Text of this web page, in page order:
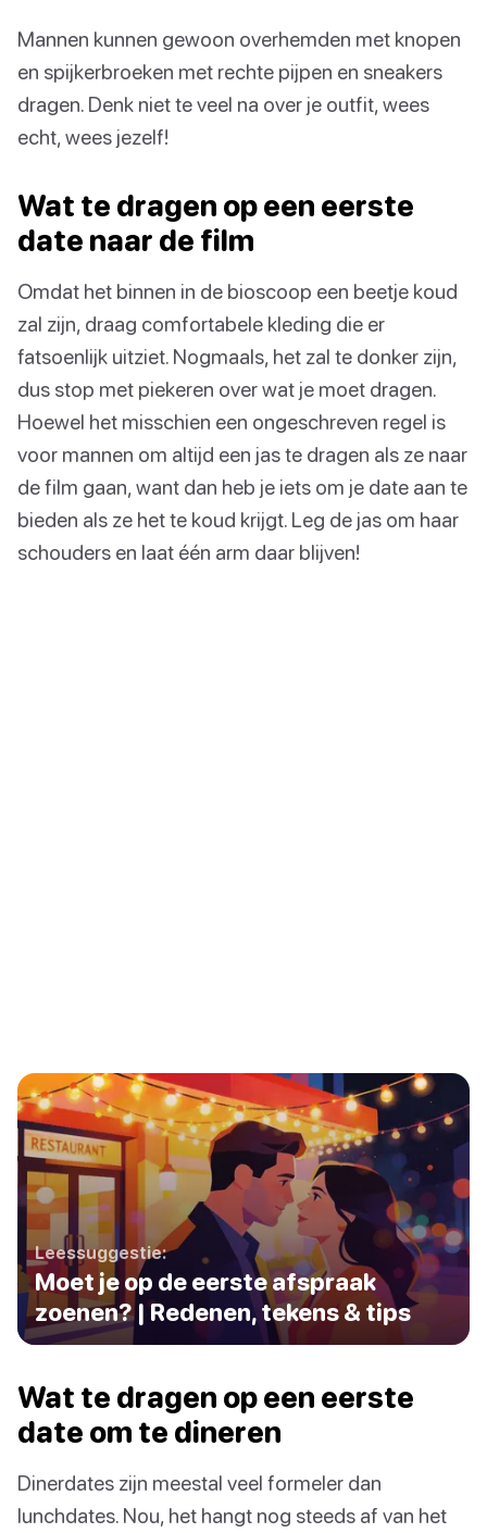
Mannen kunnen gewoon overhemden met knopen
en spijkerbroeken met rechte pijpen en sneakers
dragen. Denk niet te veel na over je outfit, wees
echt, wees jezelf!
Wat te dragen op een eerste
date naar de film
Omdat het binnen in de bioscoop een beetje koud
zal zijn, draag comfortabele kleding die er
fatsoenlijk uitziet. Nogmaals, het zal te donker zijn,
dus stop met piekeren over wat je moet dragen.
Hoewel het misschien een ongeschreven regel is
voor mannen om altijd een jas te dragen als ze naar
de film gaan, want dan heb je iets om je date aan te
bieden als ze het te koud krijgt. Leg de jas om haar
schouders en laat één arm daar blijven!
Leessuggestie:
Moet je op de eerste afspraak
zoenen? | Redenen, tekens & tips
Wat te dragen op een eerste
date om te dineren
Dinerdates zijn meestal veel formeler dan
lunchdates. Nou, het hangt nog steeds af van het